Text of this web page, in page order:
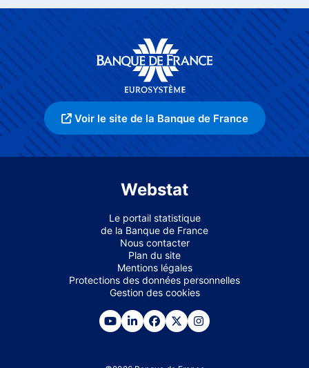
Voir le site de la Banque de France
Webstat
Le portail statistique
de la Banque de France
Nous contacter
Plan du site
Mentions légales
Protections des données personnelles
Gestion des cookies